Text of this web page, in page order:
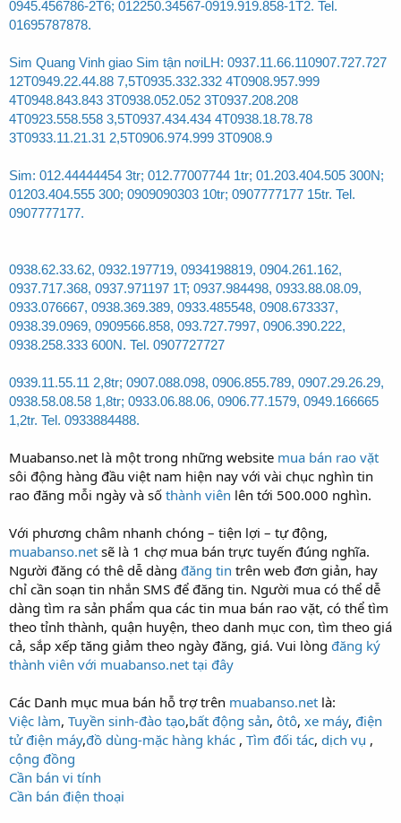
0945.456786-2T6; 012250.34567-0919.919.858-1T2. Tel.
01695787878.
Sim Quang Vinh giao Sim tận nơiLH: 0937.11.66.110907.727.727
12T0949.22.44.88 7,5T0935.332.332 4T0908.957.999
4T0948.843.843 3T0938.052.052 3T0937.208.208
4T0923.558.558 3,5T0937.434.434 4T0938.18.78.78
3T0933.11.21.31 2,5T0906.974.999 3T0908.9
Sim: 012.44444454 3tr; 012.77007744 1tr; 01.203.404.505 300N;
01203.404.555 300; 0909090303 10tr; 0907777177 15tr. Tel.
0907777177.
0938.62.33.62, 0932.197719, 0934198819, 0904.261.162,
0937.717.368, 0937.971197 1T; 0937.984498, 0933.88.08.09,
0933.076667, 0938.369.389, 0933.485548, 0908.673337,
0938.39.0969, 0909566.858, 093.727.7997, 0906.390.222,
0938.258.333 600N. Tel. 0907727727
0939.11.55.11 2,8tr; 0907.088.098, 0906.855.789, 0907.29.26.29,
0938.58.08.58 1,8tr; 0933.06.88.06, 0906.77.1579, 0949.166665
1,2tr. Tel. 0933884488.
Muabanso.net là một trong những website mua bán rao vặt
sôi động hàng đầu việt nam hiện nay với vài chục nghìn tin
rao đăng mỗi ngày và số thành viên lên tới 500.000 nghìn.
Với phương châm nhanh chóng – tiện lợi – tự động,
muabanso.net sẽ là 1 chợ mua bán trực tuyến đúng nghĩa.
Người đăng có thê dễ dàng đăng tin trên web đơn giản, hay
chỉ cần soạn tin nhắn SMS để đăng tin. Người mua có thể dễ
dàng tìm ra sản phẩm qua các tin mua bán rao vặt, có thể tìm
theo tỉnh thành, quận huyện, theo danh mục con, tìm theo giá
cả, sắp xếp tăng giảm theo ngày đăng, giá. Vui lòng đăng ký
thành viên với muabanso.net tại đây
Các Danh mục mua bán hỗ trợ trên muabanso.net là:
Việc làm, Tuyền sinh-đào tạo,bất động sản, ôtô, xe máy, điện
tử điện máy,đồ dùng-mặc hàng khác , Tìm đối tác, dịch vụ ,
cộng đồng
Cần bán vi tính
Cần bán điện thoại